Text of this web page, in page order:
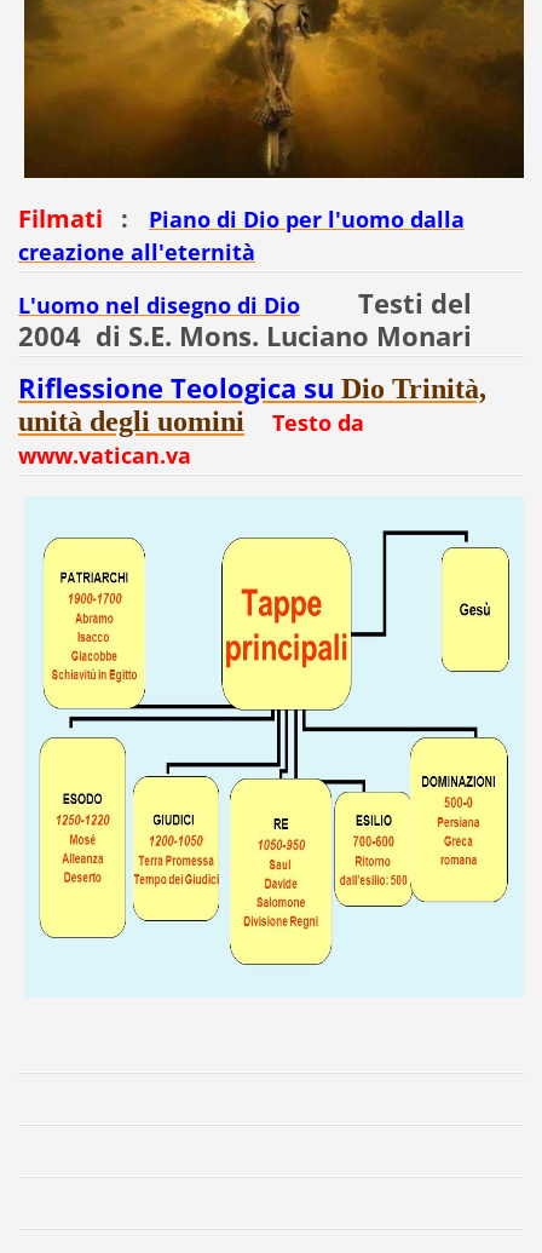
Filmati :
Piano di Dio per l'uomo dalla
creazione all'eternità
L'uomo nel disegno di DioTesti del
2004 di S.E. Mons. Luciano Monari
Riflessione Teologica su Dio Trinità,
unità degli uomini
Testo da
www.vatican.va